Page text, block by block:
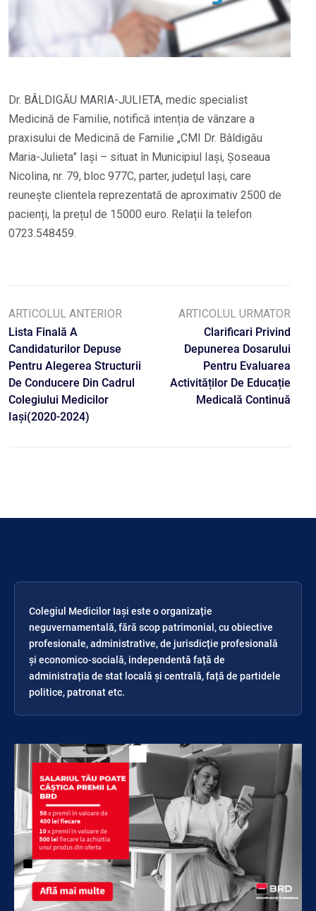
Dr. BÂLDIGĂU MARIA-JULIETA, medic specialist
Medicină de Familie, notifică intenția de vânzare a
praxisului de Medicină de Familie „CMI Dr. Bâldigău
Maria-Julieta” Iași – situat în Municipiul Iași, Șoseaua
Nicolina, nr. 79, bloc 977C, parter, judeţul Iaşi, care
reunește clientela reprezentată de aproximativ 2500 de
pacienți, la prețul de 15000 euro. Relații la telefon
0723.548459.
ARTICOLUL ANTERIOR
Lista Finală A
Candidaturilor Depuse
Pentru Alegerea Structurii
De Conducere Din Cadrul
Colegiului Medicilor
Iași(2020-2024)
ARTICOLUL URMATOR
Clarificari Privind
Depunerea Dosarului
Pentru Evaluarea
Activităților De Educație
Medicală Continuă
Colegiul Medicilor Iași este o organizație
neguvernamentală, fără scop patrimonial, cu obiective
profesionale, administrative, de jurisdicție profesională
și economico-socială, independentă față de
administrația de stat locală și centrală, față de partidele
politice, patronat etc.